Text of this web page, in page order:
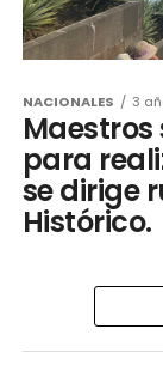
NACIONALES 3
para
se dirige
Histórico.